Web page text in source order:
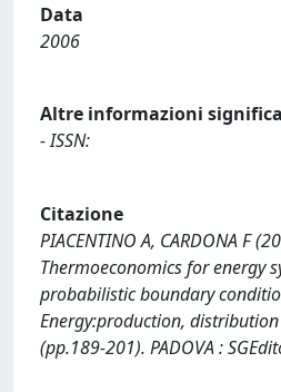
Data
2006
Altre informazioni
- ISSN:
Citazione
PIACENTINO A, CARDONA F
Thermoeconomics for energy
probabilistic boundary
Energy:production,
(pp.189-201). PADOVA :